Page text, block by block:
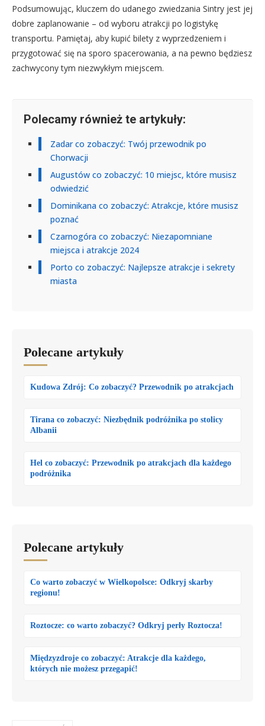
Podsumowując, kluczem do udanego zwiedzania Sintry jest jej
dobre zaplanowanie – od wyboru atrakcji po logistykę
transportu. Pamiętaj, aby kupić bilety z wyprzedzeniem i
przygotować się na sporo spacerowania, a na pewno będziesz
zachwycony tym niezwykłym miejscem.
Polecamy również te artykuły:
Zadar co zobaczyć: Twój przewodnik po
Chorwacji
Augustów co zobaczyć: 10 miejsc, które musisz
odwiedzić
Dominikana co zobaczyć: Atrakcje, które musisz
poznać
Czarnogóra co zobaczyć: Niezapomniane
miejsca i atrakcje 2024
Porto co zobaczyć: Najlepsze atrakcje i sekrety
miasta
Polecane artykuły
Kudowa Zdrój: Co zobaczyć? Przewodnik po atrakcjach
Tirana co zobaczyć: Niezbędnik podróżnika po stolicy
Albanii
Hel co zobaczyć: Przewodnik po atrakcjach dla każdego
podróżnika
Polecane artykuły
Co warto zobaczyć w Wielkopolsce: Odkryj skarby
regionu!
Roztocze: co warto zobaczyć? Odkryj perły Roztocza!
Międzyzdroje co zobaczyć: Atrakcje dla każdego,
których nie możesz przegapić!